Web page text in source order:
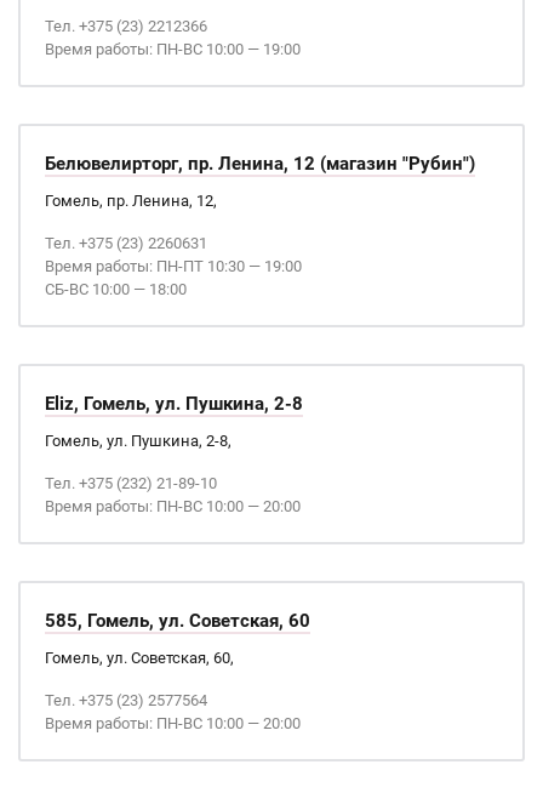
Тел. +375 (23) 2212366
Время работы: ПН-ВС 10:00 — 19:00
Белювелирторг, пр. Ленина, 12 (магазин "Рубин")
Гомель, пр. Ленина, 12,
Тел. +375 (23) 2260631
Время работы: ПН-ПТ 10:30 — 19:00
СБ-ВС 10:00 — 18:00
Eliz, Гомель, ул. Пушкина, 2-8
Гомель, ул. Пушкина, 2-8,
Тел. +375 (232) 21-89-10
Время работы: ПН-ВС 10:00 — 20:00
585, Гомель, ул. Советская, 60
Гомель, ул. Советская, 60,
Тел. +375 (23) 2577564
Время работы: ПН-ВС 10:00 — 20:00